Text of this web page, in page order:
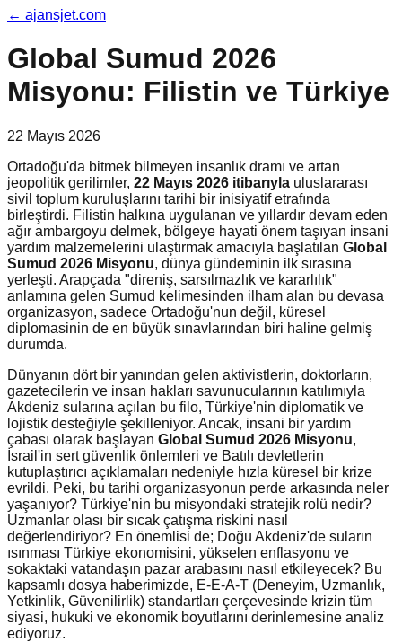
← ajansjet.com
Global Sumud 2026
Misyonu: Filistin ve Türkiye
22 Mayıs 2026
Ortadoğu'da bitmek bilmeyen insanlık dramı ve artan
jeopolitik gerilimler, 22 Mayıs 2026 itibarıyla uluslararası
sivil toplum kuruluşlarını tarihi bir inisiyatif etrafında
birleştirdi. Filistin halkına uygulanan ve yıllardır devam eden
ağır ambargoyu delmek, bölgeye hayati önem taşıyan insani
yardım malzemelerini ulaştırmak amacıyla başlatılan Global
Sumud 2026 Misyonu, dünya gündeminin ilk sırasına
yerleşti. Arapçada "direniş, sarsılmazlık ve kararlılık"
anlamına gelen Sumud kelimesinden ilham alan bu devasa
organizasyon, sadece Ortadoğu'nun değil, küresel
diplomasinin de en büyük sınavlarından biri haline gelmiş
durumda.
Dünyanın dört bir yanından gelen aktivistlerin, doktorların,
gazetecilerin ve insan hakları savunucularının katılımıyla
Akdeniz sularına açılan bu filo, Türkiye'nin diplomatik ve
lojistik desteğiyle şekilleniyor. Ancak, insani bir yardım
çabası olarak başlayan Global Sumud 2026 Misyonu,
İsrail'in sert güvenlik önlemleri ve Batılı devletlerin
kutuplaştırıcı açıklamaları nedeniyle hızla küresel bir krize
evrildi. Peki, bu tarihi organizasyonun perde arkasında neler
yaşanıyor? Türkiye'nin bu misyondaki stratejik rolü nedir?
Uzmanlar olası bir sıcak çatışma riskini nasıl
değerlendiriyor? En önemlisi de; Doğu Akdeniz'de suların
ısınması Türkiye ekonomisini, yükselen enflasyonu ve
sokaktaki vatandaşın pazar arabasını nasıl etkileyecek? Bu
kapsamlı dosya haberimizde, E-E-A-T (Deneyim, Uzmanlık,
Yetkinlik, Güvenilirlik) standartları çerçevesinde krizin tüm
siyasi, hukuki ve ekonomik boyutlarını derinlemesine analiz
ediyoruz.